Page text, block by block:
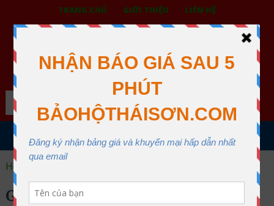
TRANG CHỦ GIỚI THIỆU LIÊN HỆ
BẢO HỘ LAO ĐỘNG THÁI SƠN
XƯỞNG MAY THÁI SƠN QUẬN 12
Search
MENU
Home
GANG TAY PHU PU